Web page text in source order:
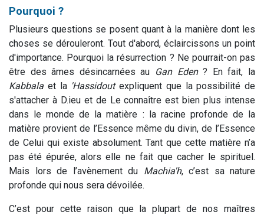
Pourquoi ?
Plusieurs questions se posent quant à la manière dont les
choses se dérouleront. Tout d'abord, éclaircissons un point
d'importance. Pourquoi la résurrection ? Ne pourrait-on pas
être des âmes désincarnées au Gan Eden? En fait, la
Kabbala et la'Hassidoutexpliquent que la possibilité de
s'attacher à D.ieu et de Le connaître est bien plus intense
dans le monde de la matière : la racine profonde de la
matière provient de l’Essence même du divin, de l’Essence
de Celui qui existe absolument. Tant que cette matière n’a
pas été épurée, alors elle ne fait que cacher le spirituel.
Mais lors de l’avènement du Machia'h, c’est sa nature
profonde qui nous sera dévoilée.
C’est pour cette raison que la plupart de nos maîtres